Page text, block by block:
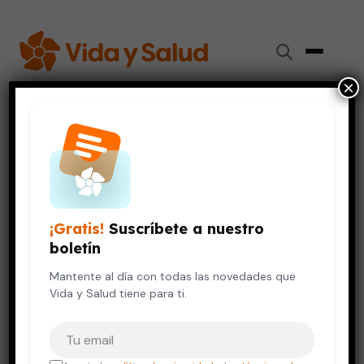
Videos de Salud
Los beneficios del ejercicio en la tercera edad
ADULTOS MAYORES
Los beneficios del ejercicio en
la tercera edad
4 de junio, 2019
¡Gratis! Suscríbete a nuestro
boletín
Mantente al día con todas las novedades que
Vida y Salud tiene para ti.
×